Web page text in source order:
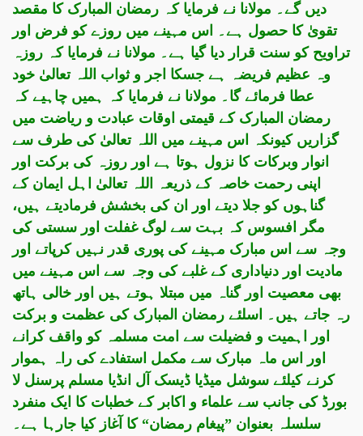
دیں گے۔ مولانا نے فرمایا کہ رمضان المبارک کا مقصد
تقویٰ کا حصول ہے۔ اس مہینے میں روزے کو فرض اور
تراویح کو سنت قرار دیا گیا ہے۔ مولانا نے فرمایا کہ روزہ
وہ عظیم فریضہ ہے جسکا اجر و ثواب اللہ تعالیٰ خود
عطا فرمائے گا۔ مولانا نے فرمایا کہ ہمیں چاہیے کہ
رمضان المبارک کے قیمتی اوقات عبادت و ریاضت میں
گزاریں کیونکہ اس مہینے میں اللہ تعالیٰ کی طرف سے
انوار وبرکات کا نزول ہوتا ہے اور روزہ کی برکت اور
اپنی رحمت خاصہ کے ذریعہ اللہ تعالیٰ اہل ایمان کے
گناہوں کو جلا دیتے اور ان کی بخشش فرمادیتے ہیں،
مگر افسوس کہ بہت سے لوگ غفلت اور سستی کی
وجہ سے اس مبارک مہینے کی پوری قدر نہیں کرپاتے اور
مادیت اور دنیاداری کے غلبے کی وجہ سے اس مہینے میں
بھی معصیت اور گناہ میں مبتلا ہوتے ہیں اور خالی ہاتھ
رہ جاتے ہیں۔ اسلئے رمضان المبارک کی عظمت و برکت
اور اہمیت و فضیلت سے امت مسلمہ کو واقف کرانے
اور اس ماہ مبارک سے مکمل استفادے کی راہ ہموار
کرنے کیلئے سوشل میڈیا ڈیسک آل انڈیا مسلم پرسنل لا
بورڈ کی جانب سے علماء و اکابر کے خطبات کا ایک منفرد
سلسلہ بعنوان ”پیغام رمضان“ کا آغاز کیا جارہا ہے۔